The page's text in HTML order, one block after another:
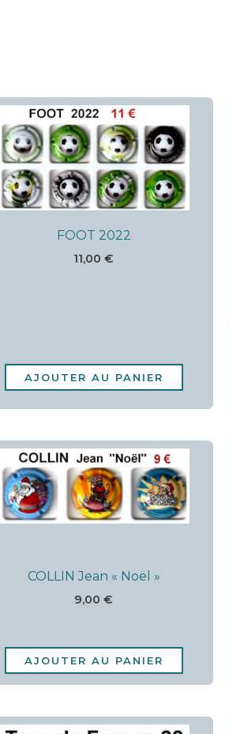
FOOT 2022
11,00€
AJOUTER AU PANIER
COLLIN Jean « Noël »
9,00€
AJOUTER AU PANIER